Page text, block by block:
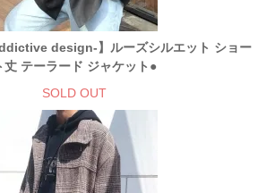
design-】ルーズシルエット ショー
丈 テーラード ジャケット●
SOLD OUT